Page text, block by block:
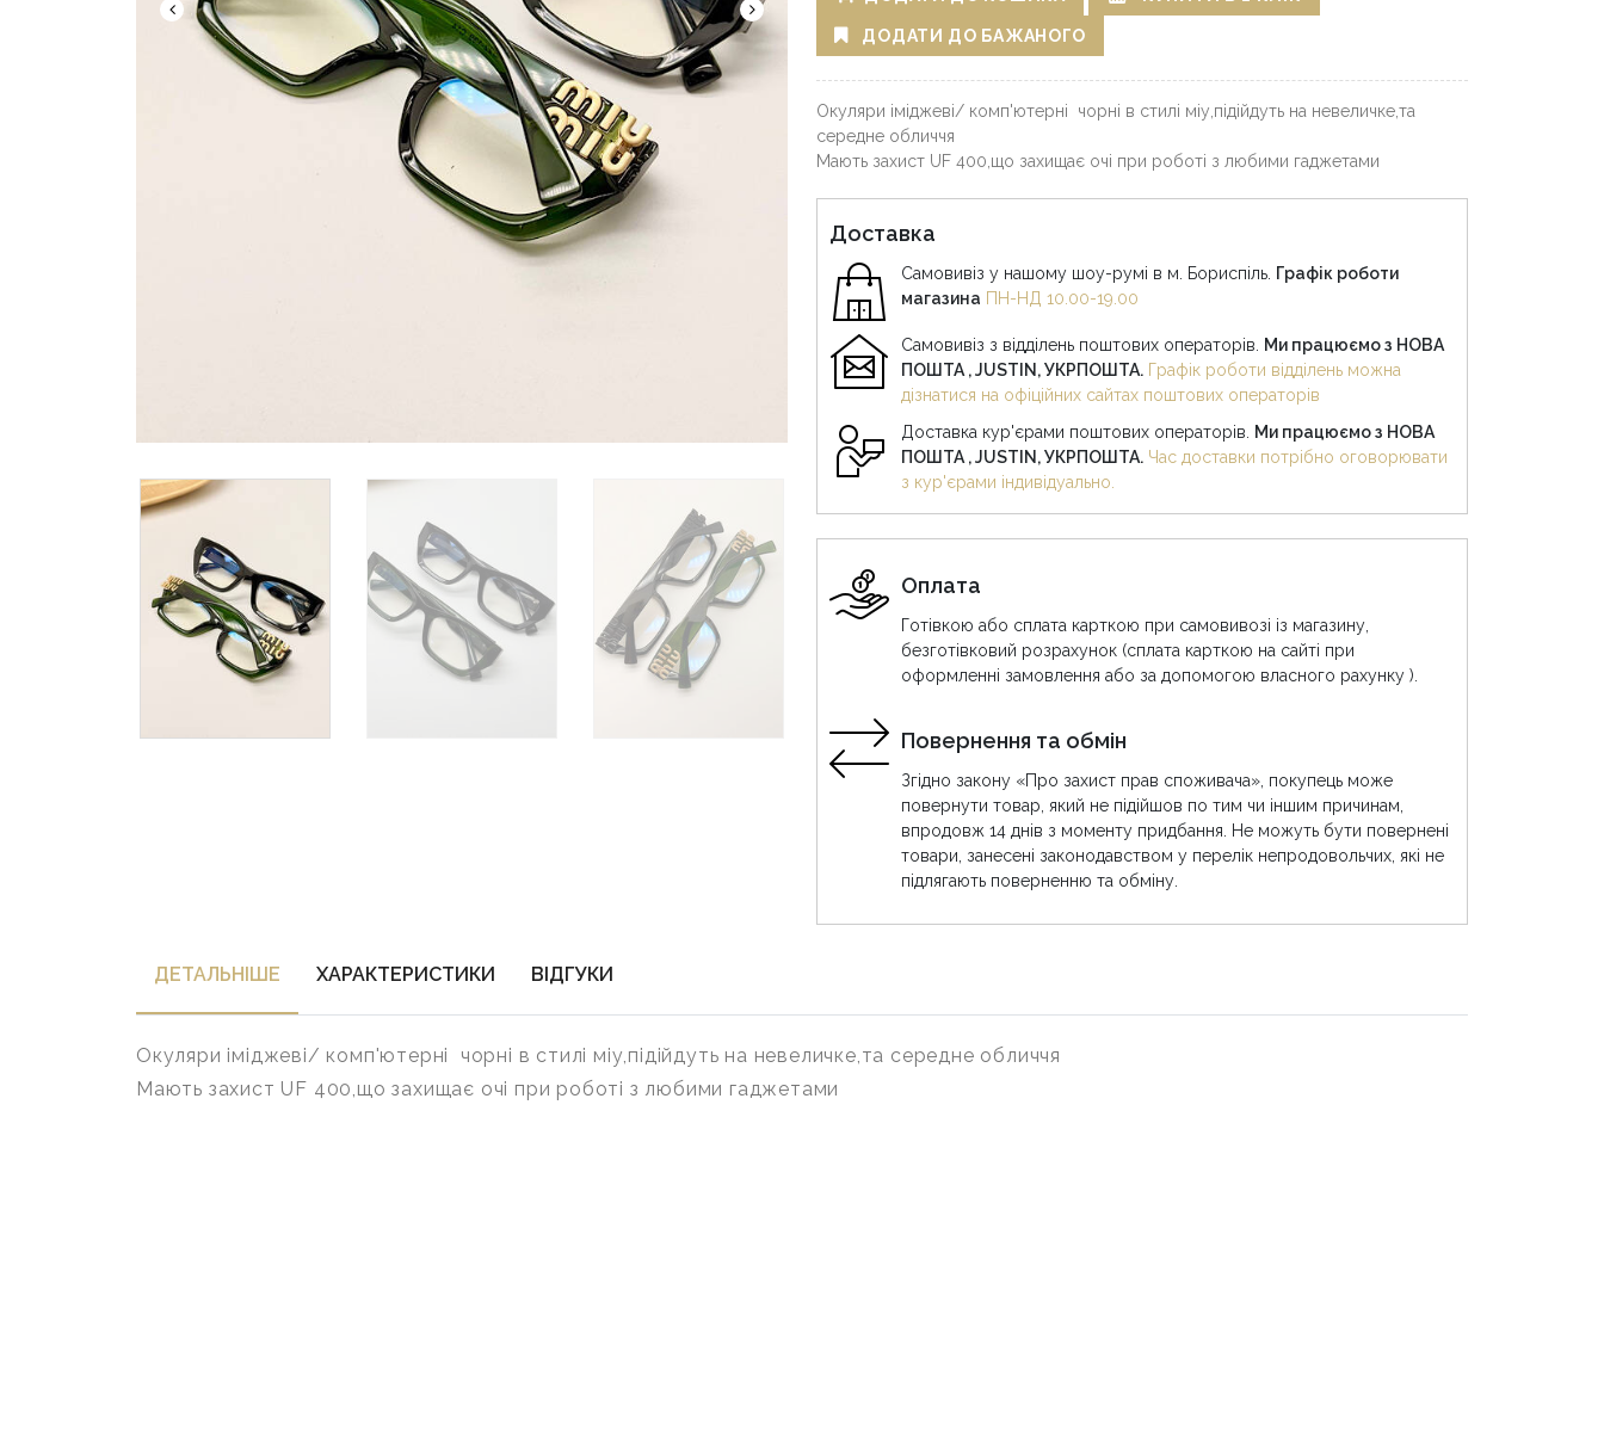
ДОДАТИ ДО БАЖАНОГО
Окуляри іміджеві/ комп'ютерні чорні в стилі міу,підійдуть на невеличке,та
середне обличчя
Мають захист UF 400,що захищає очі при роботі з любими гаджетами
Доставка
Самовивіз у нашому шоу-румі в м. Бориспіль. Графік роботи
магазина ПН-НД 10.00-19.00
Самовивіз з відділень поштових операторів.
Ми працюємо з НОВА
ПОШТА , JUSTIN, УКРПОШТА. Графік роботи відділень можна
дізнатися на офіційних сайтах поштових операторів
Доставка кур'єрами поштових операторів.
Ми працюємо з НОВА
ПОШТА , JUSTIN, УКРПОШТА. Час доставки потрібно оговорювати
з кур'єрами індивідуально.
Оплата
Готівкою або сплата карткою при самовивозі із магазину,
безготівковий розрахунок (сплата карткою на сайті при
оформленні замовлення або за допомогою власного рахунку ).
Повернення та обмін
Згідно закону «Про захист прав споживача», покупець може
повернути товар, який не підійшов по тим чи іншим причинам,
впродовж 14 днів з моменту придбання. Не можуть бути повернені
товари, занесені законодавством у перелік непродовольчих, які не
підлягають поверненню та обміну.
ДЕТАЛЬНIШЕ ХАРАКТЕРИСТИКИ ВІДГУКИ
Окуляри іміджеві/ комп'ютерні чорні в стилі міу,підійдуть на невеличке,та середне обличчя
Мають захист UF 400,що захищає очі при роботі з любими гаджетами